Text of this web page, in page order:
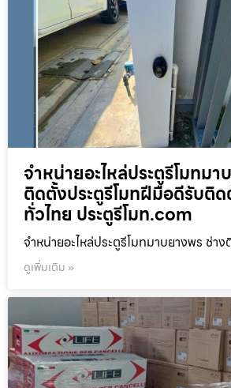
จำหน่ายอะไหล่ประตูรีโมทม
ติดตั้งประตูรีโมทฝีมือดีรับติด
ทั่วไทย ประตูรีโมท.com
จำหน่ายอะไหล่ประตูรีโมทมาบยางพร ช่า
ดูเพิ่มเติม »